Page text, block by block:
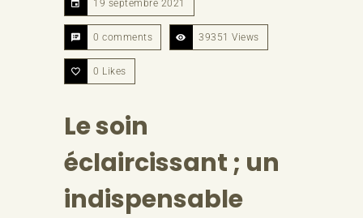
19 septembre 2021
0 comments 39351 Views
0 Likes
Le soin
éclaircissant ; un
indispensable